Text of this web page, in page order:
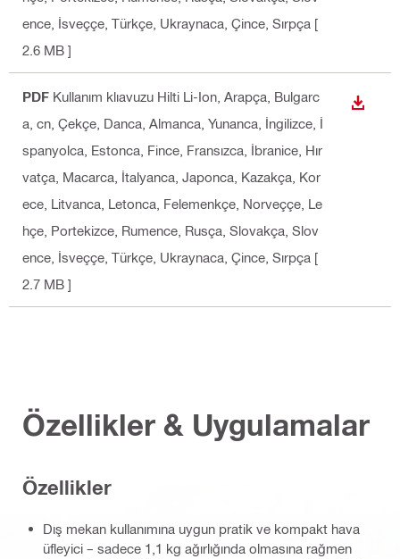
ence, İsveççe, Türkçe, Ukraynaca, Çince, Sırpça [
2.6 MB ]
PDF Kullanım klıavuzu Hilti Li-Ion , Arapça, Bulgarc
a, cn, Çekçe, Danca, Almanca, Yunanca, İngilizce, İ
spanyolca, Estonca, Fince, Fransızca, İbranice, Hır
vatça, Macarca, İtalyanca, Japonca, Kazakça, Kor
ece, Litvanca, Letonca, Felemenkçe, Norveççe, Le
hçe, Portekizce, Rumence, Rusça, Slovakça, Slov
ence, İsveççe, Türkçe, Ukraynaca, Çince, Sırpça [
2.7 MB ]
İNDIR
Özellikler & Uygulamalar
Özellikler
Dış mekan kullanımına uygun pratik ve kompakt hava
üfleyici – sadece 1,1 kg ağırlığında olmasına rağmen